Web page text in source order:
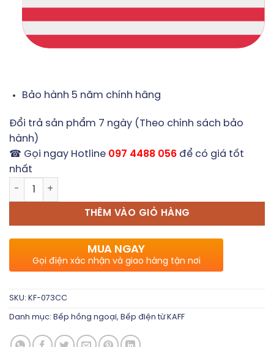
Bảo hành 5 năm chính hãng
Đổi trả sản phẩm 7 ngày (Theo chính sách bảo
hành)
☎ Gọi ngay Hotline 097 4488 056 để có giá tốt
nhất
Bếp Hồng Ngoại KAFF KF-073CC số lượng
THÊM VÀO GIỎ HÀNG
MUA NGAY
Gọi điện xác nhận và giao hàng tận nơi
SKU: KF-073CC
Danh mục: Bếp hồng ngoại, Bếp điện từ KAFF